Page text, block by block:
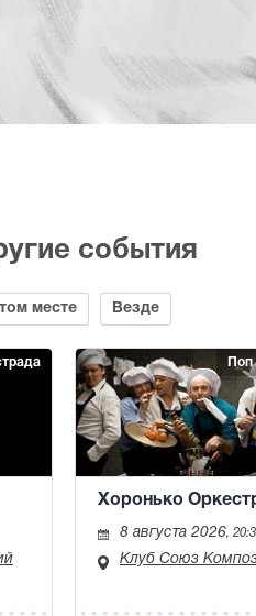
события
месте Везде
Поп
Хоронько
8 августа 2026,
Клуб Союз